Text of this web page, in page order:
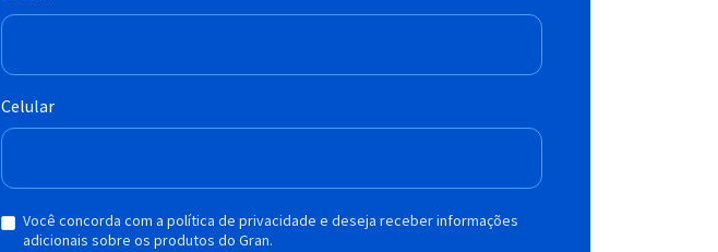
Celular
Você concorda com a política de privacidade e deseja receber informações
adicionais sobre os produtos do Gran.